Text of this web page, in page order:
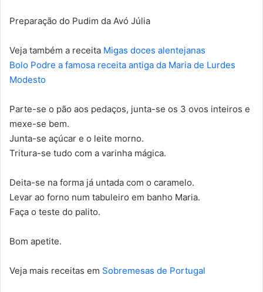
Preparação do Pudim da Avó Júlia
Veja também a receita Migas doces alentejanas
Bolo Podre a famosa receita antiga da Maria de Lurdes
Modesto
Parte-se o pão aos pedaços, junta-se os 3 ovos inteiros e
mexe-se bem.
Junta-se açúcar e o leite morno.
Tritura-se tudo com a varinha mágica.
Deita-se na forma já untada com o caramelo.
Levar ao forno num tabuleiro em banho Maria.
Faça o teste do palito.
Bom apetite.
Veja mais receitas em Sobremesas de Portugal